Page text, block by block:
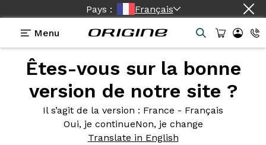
Pays : Français
Menu
Êtes-vous sur la bonne
version de notre site ?
Il s’agit de la version : France - Français
Oui, je continueNon, je change
Translate in English
Témoignages>Axxome II GT - Ultegra Di2 -
Axxome II GT - Ultegra Di2 -
Campagnolo Shamal